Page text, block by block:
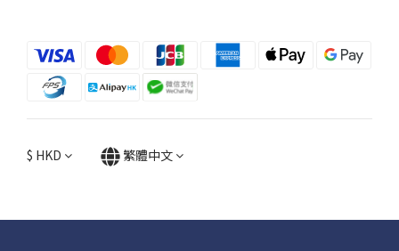
$ HKD 繁體中文